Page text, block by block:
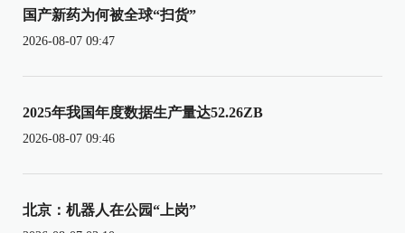
国产新药为何被全球“扫货”
2026-08-07 09:47
2025年我国年度数据生产量达52.26ZB
2026-08-07 09:46
北京：机器人在公园“上岗”